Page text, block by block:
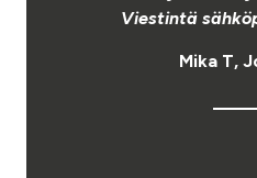
Viestintä
Mika T,